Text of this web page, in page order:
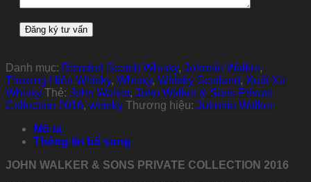
Danh mục: Blended Scotch Whisky, Johnnie Walker,
Thương Hiệu Whisky, Whisky, Whisky Scotland, Xuất Xứ
Whisky
Thẻ: John Walker, John Walker & Sons Private
Collection 2016, whisky Thương hiệu: Johnnie Walker
Mô tả
Thông tin bổ sung
JOHN WALKER & SONS PRIVATE COLLECTION 2016